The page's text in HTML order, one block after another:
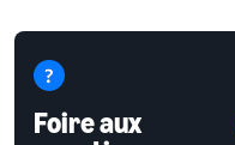
Foire aux